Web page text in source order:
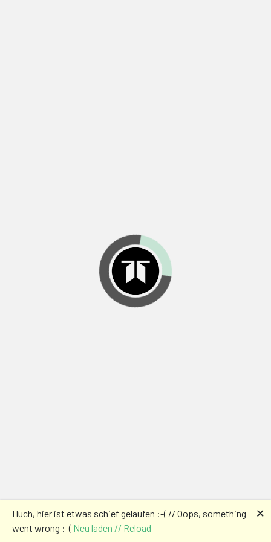
Huch, hier ist etwas schief gelaufen :-( // Oops, something
went wrong :-( Neu laden // Reload
🗙